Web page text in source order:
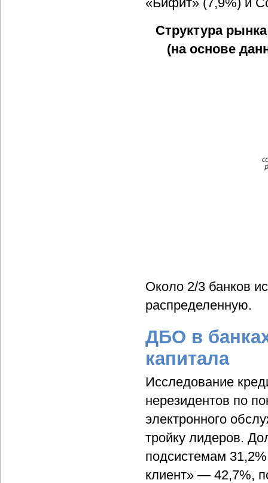
Структура
(на основе
Около 2/3 банков
распределенную.
ДБО в
капитала
Исследование
нерезидентов по
электронного
тройку лидеров.
подсистемам
клиент» — 42,7%,